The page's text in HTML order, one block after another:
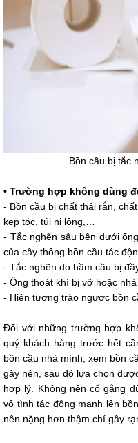
Bồn cầu bị tắc
• Trường hợp không dùng
- Bồn cầu bị chất thải rắn,
kẹp tóc, túi ni lông,…
- Tắc nghẽn sâu bên dưới
của cây thông bồn cầu tác
- Tắc nghẽn do hầm cầu bị
- Ống thoát khí bị vỡ hoặc
- Hiện tượng trào ngược bồn
Đối với những trường hợp
quý khách hàng trước hết
bồn cầu nhà mình, xem bồn
gây nên, sau đó lựa chọn
hợp lý. Không nên cố gắng
vô tình tác động mạnh lên
nên nặng hơn thậm chí gây